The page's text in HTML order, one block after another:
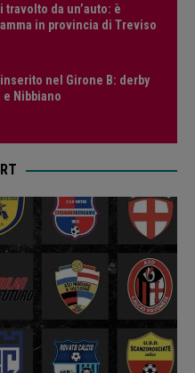
travolto da un’auto: è
in provincia di Treviso
nel Girone B: derby
Nibbiano